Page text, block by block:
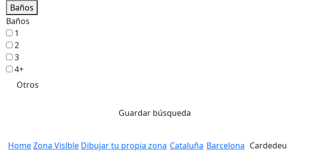
Baños
Baños
1
2
3
4+
Otros
Guardar búsqueda
HomeZona Vislble Dibujar tu propia zona Cataluña Barcelona Cardedeu